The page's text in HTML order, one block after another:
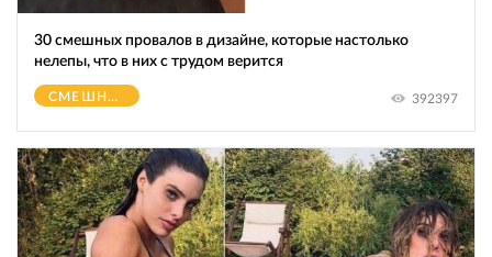
30 смешных провалов в дизайне, которые настолько
нелепы, что в них с трудом верится
СМЕШНОЕ 392397